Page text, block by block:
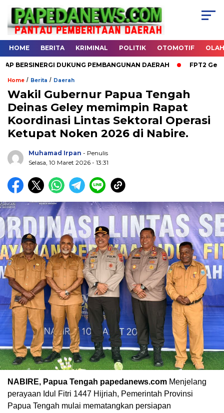
HOME BERITA KRIMINAL POLITIK OTOMOTIF
DUKUNG PEMBANGUNAN DAERAH FPT2 Gelar
Home / Berita / Daerah
Wakil Gubernur Papua Tengah
Deinas Geley memimpin Rapat
Koordinasi Lintas Sektoral Operasi
Ketupat Noken 2026 di Nabire.
Muhamad Irpan - Penulis
Selasa, 10 Maret 2026 - 13:31
NABIRE, Papua Tengah papedanews.com Menjelang
perayaan Idul Fitri 1447 Hijriah, Pemerintah Provinsi
Papua Tengah mulai mematangkan persiapan
.